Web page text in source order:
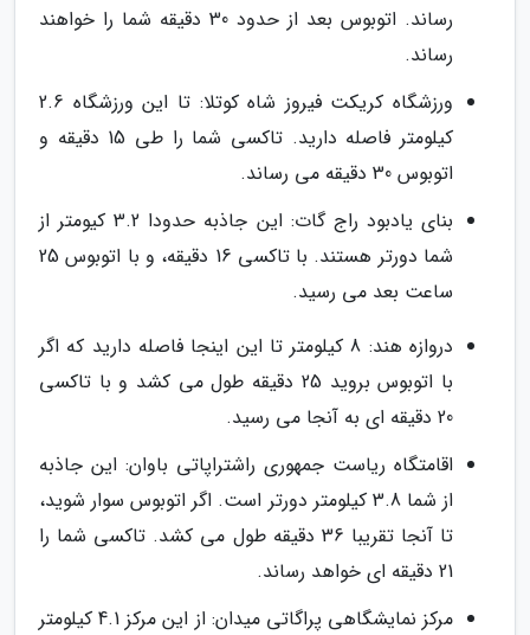
رساند. اتوبوس بعد از حدود 30 دقیقه شما را خواهند
رساند.
ورزشگاه کریکت فیروز شاه کوتلا: تا این ورزشگاه 2.6
کیلومتر فاصله دارید. تاکسی شما را طی 15 دقیقه و
اتوبوس 30 دقیقه می رساند.
بنای یادبود راج گات: این جاذبه حدودا 3.2 کیومتر از
شما دورتر هستند. با تاکسی 16 دقیقه، و با اتوبوس 25
ساعت بعد می رسید.
دروازه هند: 8 کیلومتر تا این اینجا فاصله دارید که اگر
با اتوبوس بروید 25 دقیقه طول می کشد و با تاکسی
20 دقیقه ای به آنجا می رسید.
اقامتگاه ریاست جمهوری راشتراپاتی باوان: این جاذبه
از شما 3.8 کیلومتر دورتر است. اگر اتوبوس سوار شوید،
تا آنجا تقریبا 36 دقیقه طول می کشد. تاکسی شما را
21 دقیقه ای خواهد رساند.
مرکز نمایشگاهی پراگاتی میدان: از این مرکز 4.1 کیلومتر